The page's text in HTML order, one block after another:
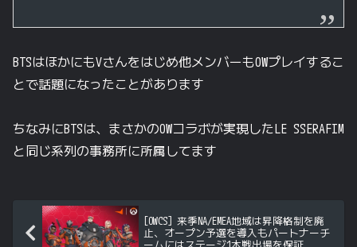
BTSはほかにもVさんをはじめ他メンバーもOWプレイするこ
とで話題になったことがあります
ちなみにBTSは、まさかのOWコラボが実現したLE SSERAFIM
と同じ系列の事務所に所属してます
[OWCS] 来季NA/EMEA地域は昇降格制を廃
止、オープン予選を導入もパートナーチ